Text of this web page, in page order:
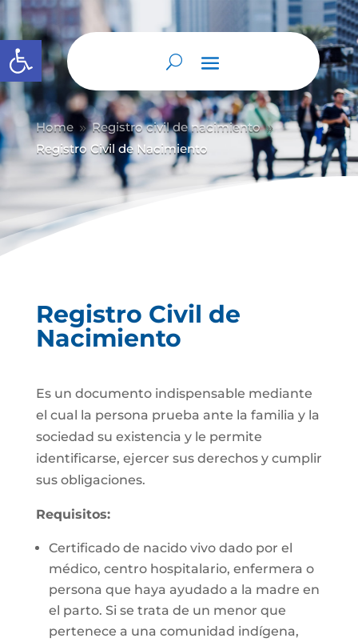
Abrir barra de herramientas
Home 9 Registro civil de nacimiento 9
Registro Civil de Nacimiento
Registro Civil de
Nacimiento
Es un documento indispensable mediante
el cual la persona prueba ante la familia y la
sociedad su existencia y le permite
identificarse, ejercer sus derechos y cumplir
sus obligaciones.
Requisitos:
Certificado de nacido vivo dado por el
médico, centro hospitalario, enfermera o
persona que haya ayudado a la madre en
el parto. Si se trata de un menor que
pertenece a una comunidad indígena,